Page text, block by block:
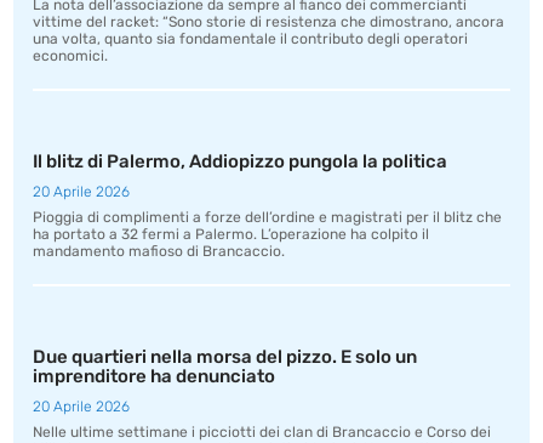
La nota dell’associazione da sempre al fianco dei commercianti
vittime del racket: “Sono storie di resistenza che dimostrano, ancora
una volta, quanto sia fondamentale il contributo degli operatori
economici.
Il blitz di Palermo, Addiopizzo pungola la politica
20 Aprile 2026
Pioggia di complimenti a forze dell’ordine e magistrati per il blitz che
ha portato a 32 fermi a Palermo. L’operazione ha colpito il
mandamento mafioso di Brancaccio.
Due quartieri nella morsa del pizzo. E solo un
imprenditore ha denunciato
20 Aprile 2026
Nelle ultime settimane i picciotti dei clan di Brancaccio e Corso dei